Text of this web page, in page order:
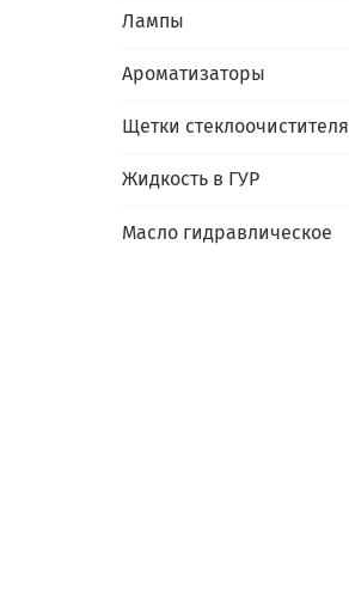
Лампы
Ароматизаторы
Щетки стеклоочистителя
Жидкость в ГУР
Масло гидравлическое